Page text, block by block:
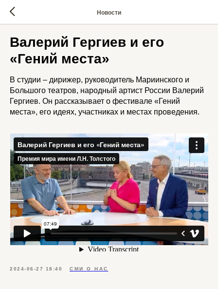
Новости
Валерий Гергиев и его
«Гений места»
В студии – дирижер, руководитель Мариинского и
Большого театров, народный артист России Валерий
Гергиев. Он рассказывает о фестивале «Гений
места», его идеях, участниках и местах проведения.
2024-06-27 18:40 СМИ О НАС